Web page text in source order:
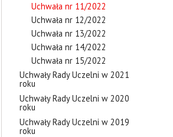
Uchwała nr 11/2022
Uchwała nr 12/2022
Uchwała nr 13/2022
Uchwała nr 14/2022
Uchwała nr 15/2022
Uchwały Rady Uczelni w 2021
roku
Uchwały Rady Uczelni w 2020
roku
Uchwały Rady Uczelni w 2019
roku